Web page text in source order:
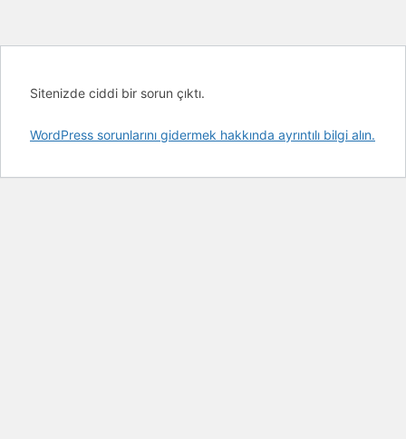
Sitenizde ciddi bir sorun çıktı.
WordPress sorunlarını gidermek hakkında ayrıntılı bilgi alın.